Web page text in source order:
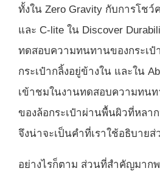
ทั้งใน Zero Gravity กับการโชว์
และ C-lite ใน Discover
ทดสอบความทนทานของกระเป๋
กระเป๋ากลิ้งอยู่ข้างใน และใน
เข้าชมในงานทดสอบความทน
ของล้อกระเป๋าผ่านพื้นผิวที่หลา
จึงน่าจะเป็นคำที่เราใช้อธิบาย
อย่างไรก็ตาม ส่วนที่สำคัญมาก